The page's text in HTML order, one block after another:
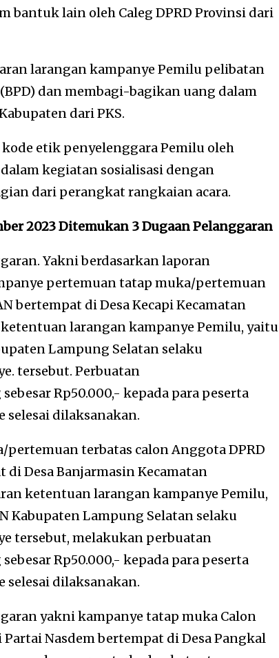
bantuk lain oleh Caleg DPRD Provinsi dari
larangan kampanye Pemilu pelibatan
dan membagi-bagikan uang dalam
dari PKS.
etik penyelenggara Pemilu oleh
kegiatan sosialisasi dengan
dari perangkat rangkaian acara.
2023 Ditemukan 3 Dugaan Pelanggaran
Yakni berdasarkan laporan
pertemuan tatap muka/pertemuan
bertempat di Desa Kecapi Kecamatan
larangan kampanye Pemilu, yaitu
Lampung Selatan selaku
tersebut. Perbuatan
Rp50.000,- kepada para peserta
selesai dilaksanakan.
terbatas calon Anggota DPRD
Desa Banjarmasin Kecamatan
ketentuan larangan kampanye Pemilu,
Kabupaten Lampung Selatan selaku
tersebut, melakukan perbuatan
Rp50.000,- kepada para peserta
selesai dilaksanakan.
yakni kampanye tatap muka Calon
Nasdem bertempat di Desa Pangkal